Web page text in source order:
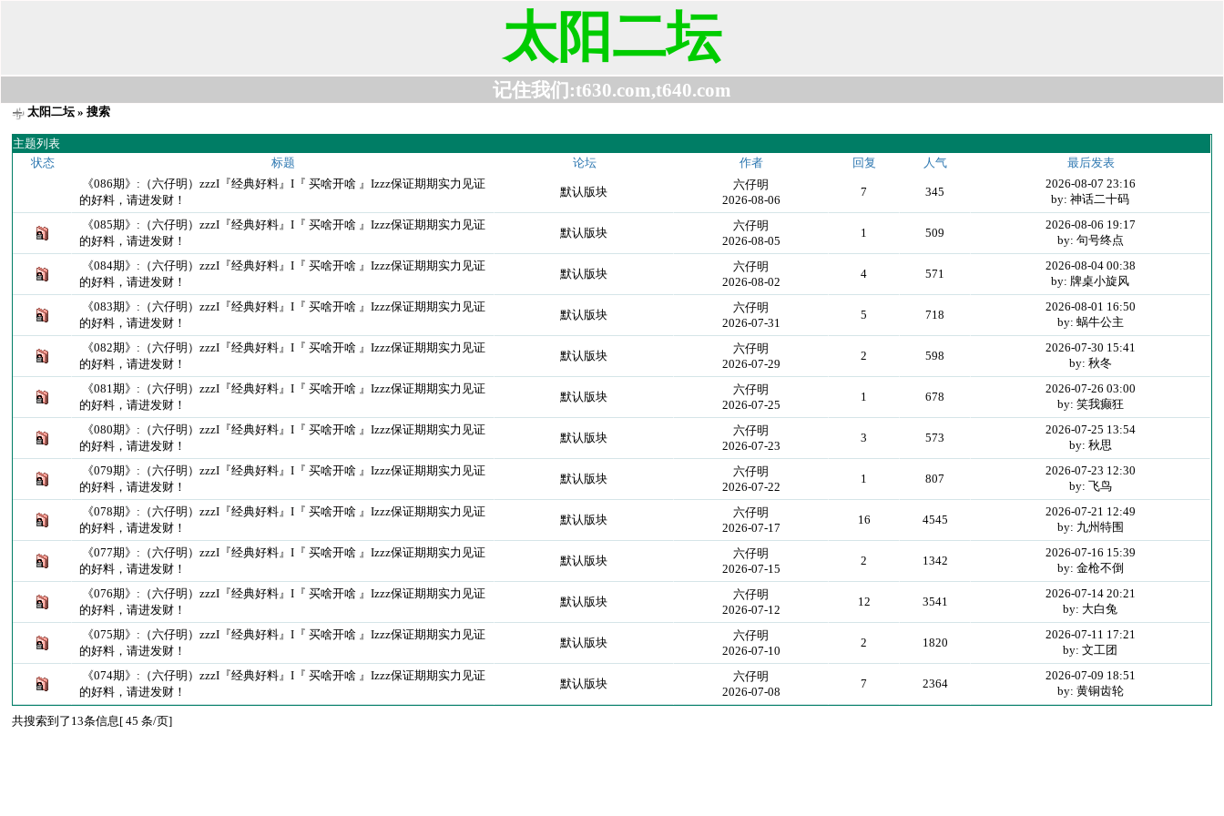
太阳二坛
记住我们:t630.com,t640.com
太阳二坛» 搜索
主题列表
状态
标题 论坛 作者 回复 人气
最后发表
《086期》:（六仔明）zzzI『经典好料』I『 买啥开啥 』Izzz保证期期实力见证
的好料，请进发财！
默认版块
六仔明
2026-08-06
7 345
2026-08-07 23:16
by: 神话二十码
《085期》:（六仔明）zzzI『经典好料』I『 买啥开啥 』Izzz保证期期实力见证
的好料，请进发财！
默认版块
六仔明
2026-08-05
1 509
2026-08-06 19:17
by: 句号终点
《084期》:（六仔明）zzzI『经典好料』I『 买啥开啥 』Izzz保证期期实力见证
的好料，请进发财！
默认版块
六仔明
2026-08-02
4 571
2026-08-04 00:38
by: 牌桌小旋风
《083期》:（六仔明）zzzI『经典好料』I『 买啥开啥 』Izzz保证期期实力见证
的好料，请进发财！
默认版块
六仔明
2026-07-31
5 718
2026-08-01 16:50
by: 蜗牛公主
《082期》:（六仔明）zzzI『经典好料』I『 买啥开啥 』Izzz保证期期实力见证
的好料，请进发财！
默认版块
六仔明
2026-07-29
2 598
2026-07-30 15:41
by: 秋冬
《081期》:（六仔明）zzzI『经典好料』I『 买啥开啥 』Izzz保证期期实力见证
的好料，请进发财！
默认版块
六仔明
2026-07-25
1 678
2026-07-26 03:00
by: 笑我癫狂
《080期》:（六仔明）zzzI『经典好料』I『 买啥开啥 』Izzz保证期期实力见证
的好料，请进发财！
默认版块
六仔明
2026-07-23
3 573
2026-07-25 13:54
by: 秋思
《079期》:（六仔明）zzzI『经典好料』I『 买啥开啥 』Izzz保证期期实力见证
的好料，请进发财！
默认版块
六仔明
2026-07-22
1 807
2026-07-23 12:30
by: 飞鸟
《078期》:（六仔明）zzzI『经典好料』I『 买啥开啥 』Izzz保证期期实力见证
的好料，请进发财！
默认版块
六仔明
2026-07-17
16 4545
2026-07-21 12:49
by: 九州特围
《077期》:（六仔明）zzzI『经典好料』I『 买啥开啥 』Izzz保证期期实力见证
的好料，请进发财！
默认版块
六仔明
2026-07-15
2 1342
2026-07-16 15:39
by: 金枪不倒
《076期》:（六仔明）zzzI『经典好料』I『 买啥开啥 』Izzz保证期期实力见证
的好料，请进发财！
默认版块
六仔明
2026-07-12
12 3541
2026-07-14 20:21
by: 大白兔
《075期》:（六仔明）zzzI『经典好料』I『 买啥开啥 』Izzz保证期期实力见证
的好料，请进发财！
默认版块
六仔明
2026-07-10
2 1820
2026-07-11 17:21
by: 文工团
《074期》:（六仔明）zzzI『经典好料』I『 买啥开啥 』Izzz保证期期实力见证
的好料，请进发财！
默认版块
六仔明
2026-07-08
7 2364
2026-07-09 18:51
by: 黄铜齿轮
共搜索到了13条信息[ 45 条/页]